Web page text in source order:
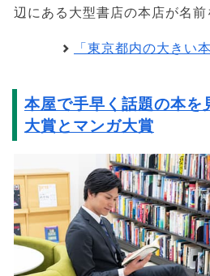
辺にある大型書店の本店が名前
「東京都内の大きい
本屋で手早く話題の本を
大賞とマンガ大賞